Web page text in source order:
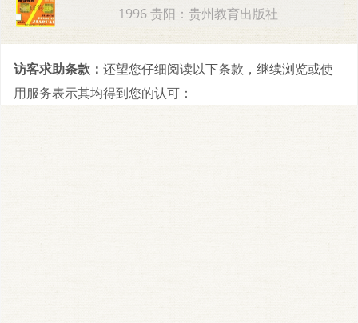
1996 贵阳：贵州教育出版社
访客求助条款： 还望您仔细阅读以下条款，继续浏览或使
用服务表示其均得到您的认可：